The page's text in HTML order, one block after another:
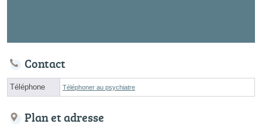
Contact
Téléphone Téléphoner au psychiatre
Plan et adresse